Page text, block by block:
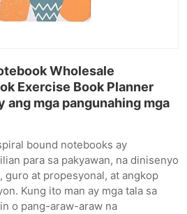
Wholesale
Exercise Book Planner
ang mga pangunahing mga
bound notebooks ay
para sa pakyawan, na dinisenyo
guro at propesyonal, at angkop
Kung ito man ay mga tala sa
o pang-araw-araw na